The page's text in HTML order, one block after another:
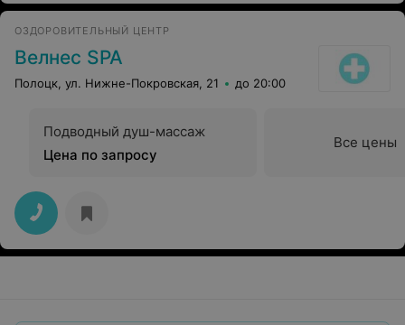
ОЗДОРОВИТЕЛЬНЫЙ ЦЕНТР
Велнес SPA
Полоцк, ул. Нижне-Покровская, 21 до 20:00
Подводный душ-массаж
Цена по запросу
Все цены